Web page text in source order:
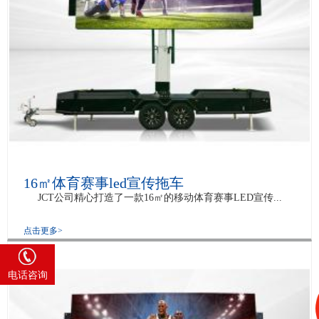
16㎡体育赛事led宣传拖车
JCT公司精心打造了一款16㎡的移动体育赛事LED宣传...
点击更多>
电话咨询